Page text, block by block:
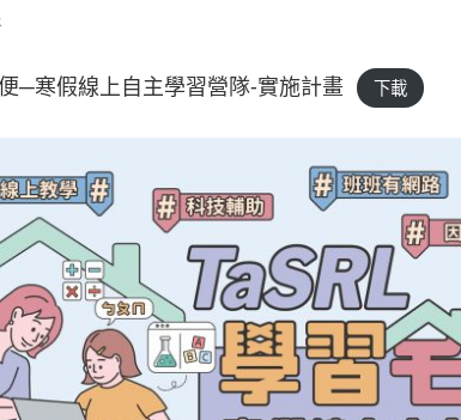
─寒假線上自主學習營隊-實施計畫 下載